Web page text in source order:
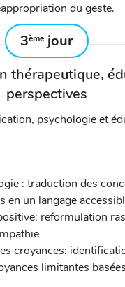
du geste.
3ème jour
thérapeutique,
perspectives
psychologie et
: traduction des
en un langage
reformulation
croyances:
limitantes